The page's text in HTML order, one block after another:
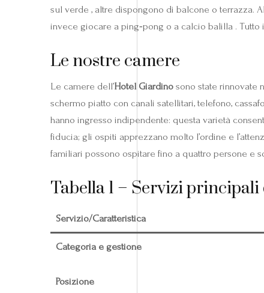
sul verde , altre dispongono di balcone o terrazza.
invece giocare a ping‑pong o a calcio balilla .
Le nostre camere
Le camere dell’Hotel Giardino sono state rinnovate
schermo piatto con canali satellitari, telefono,
hanno ingresso indipendente: questa varietà
fiducia; gli ospiti apprezzano molto l’ordine e
familiari possono ospitare fino a quattro persone e
Tabella 1 – Servizi
Servizio/Caratteristica
Categoria e gestione
Posizione